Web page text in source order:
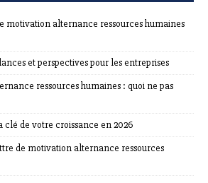
motivation alternance ressources humaines
et perspectives pour les entreprises
ressources humaines : quoi ne pas
clé de votre croissance en 2026
de motivation alternance ressources